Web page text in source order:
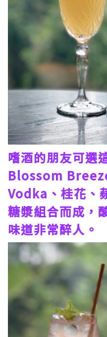
嗜酒的朋友可選
Blossom
Vodka、桂花、
糖漿組合而成，
味道非常醉人。